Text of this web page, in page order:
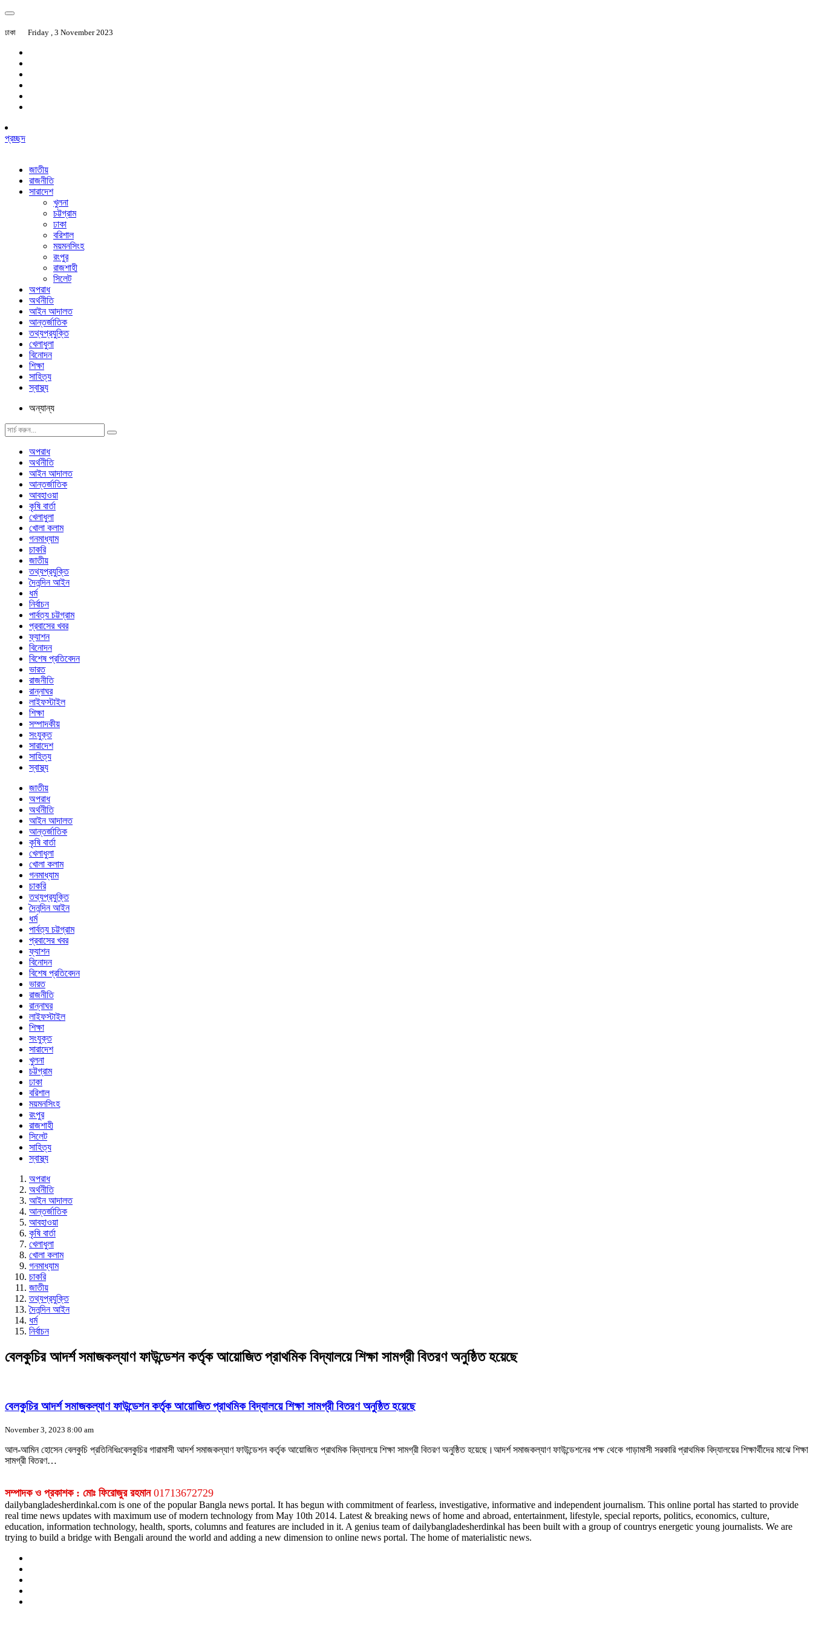
ঢাকা Friday , 3 November 2023
প্রচ্ছদ
জাতীয়
রাজনীতি
সারাদেশ
খুলনা
চট্টগ্রাম
ঢাকা
বরিশাল
ময়মনসিংহ
রংপুর
রাজশাহী
সিলেট
অপরাধ
অর্থনীতি
আইন আদালত
আন্তর্জাতিক
তথ্যপ্রযুক্তি
খেলাধুলা
বিনোদন
শিক্ষা
সাহিত্য
স্বাস্থ্য
অন্যান্য
অপরাধ
অর্থনীতি
আইন আদালত
আন্তর্জাতিক
আবহাওয়া
কৃষি বার্তা
খেলাধুলা
খোলা কলাম
গনমাধ্যাম
চাকরি
জাতীয়
তথ্যপ্রযুক্তি
দৈনন্দিন আইন
ধর্ম
নির্বাচন
পার্বত্য চট্টগ্রাম
প্রবাসের খবর
ফ্যাশন
বিনোদন
বিশেষ প্রতিবেদন
ভারত
রাজনীতি
রান্নাঘর
লাইফস্টাইল
শিক্ষা
সম্পাদকীয়
সংযুক্ত
সারাদেশ
সাহিত্য
স্বাস্থ্য
জাতীয়
অপরাধ
অর্থনীতি
আইন আদালত
আন্তর্জাতিক
কৃষি বার্তা
খেলাধুলা
খোলা কলাম
গনমাধ্যাম
চাকরি
তথ্যপ্রযুক্তি
দৈনন্দিন আইন
ধর্ম
পার্বত্য চট্টগ্রাম
প্রবাসের খবর
ফ্যাশন
বিনোদন
বিশেষ প্রতিবেদন
ভারত
রাজনীতি
রান্নাঘর
লাইফস্টাইল
শিক্ষা
সংযুক্ত
সারাদেশ
খুলনা
চট্টগ্রাম
ঢাকা
বরিশাল
ময়মনসিংহ
রংপুর
রাজশাহী
সিলেট
সাহিত্য
স্বাস্থ্য
অপরাধ
অর্থনীতি
আইন আদালত
আন্তর্জাতিক
আবহাওয়া
কৃষি বার্তা
খেলাধুলা
খোলা কলাম
গনমাধ্যাম
চাকরি
জাতীয়
তথ্যপ্রযুক্তি
দৈনন্দিন আইন
ধর্ম
নির্বাচন
বেলকুচির আদর্শ সমাজকল্যাণ ফাউন্ডেশন কর্তৃক আয়োজিত প্রাথমিক বিদ্যালয়ে শিক্ষা সামগ্রী বিতরণ অনুষ্ঠিত হয়েছে
বেলকুচির আদর্শ সমাজকল্যাণ ফাউন্ডেশন কর্তৃক আয়োজিত প্রাথমিক বিদ্যালয়ে শিক্ষা সামগ্রী বিতরণ অনুষ্ঠিত হয়েছে
November 3, 2023 8:00 am
আল-আমিন হোসেন বেলকুচি প্রতিনিধিঃবেলকুচির গারামাসী আদর্শ সমাজকল্যাণ ফাউন্ডেশন কর্তৃক আয়োজিত প্রাথমিক বিদ্যালয়ে শিক্ষা সামগ্রী বিতরণ অনুষ্ঠিত হয়েছে।আদর্শ সমাজকল্যাণ ফাউন্ডেশনের পক্ষ থেকে গাড়ামাসী সরকারি প্রাথমিক বিদ্যালয়ের শিক্ষার্থীদের মাঝে শিক্ষা
সামগ্রী বিতরণ…
সম্পাদক ও প্রকাশক : মোঃ ফিরোজুর রহমান01713672729
dailybangladesherdinkal.com is one of the popular Bangla news portal. It has begun with commitment of fearless, investigative, informative and independent journalism. This online portal has started to provide
real time news updates with maximum use of modern technology from May 10th 2014. Latest & breaking news of home and abroad, entertainment, lifestyle, special reports, politics, economics, culture,
education, information technology, health, sports, columns and features are included in it. A genius team of dailybangladesherdinkal has been built with a group of countrys energetic young journalists. We are
trying to build a bridge with Bengali around the world and adding a new dimension to online news portal. The home of materialistic news.